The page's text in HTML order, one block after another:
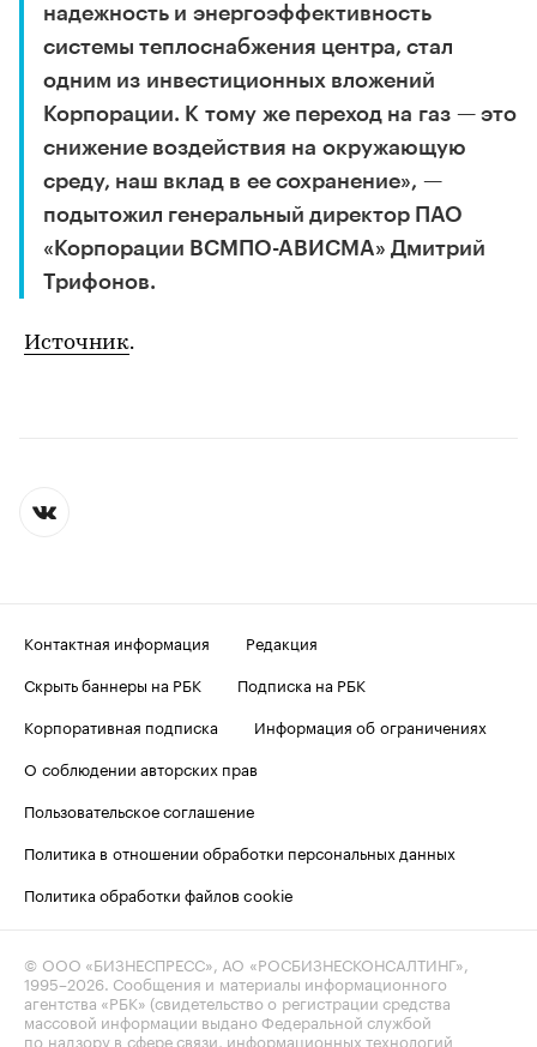
надежность и энергоэффективность
системы теплоснабжения центра, стал
одним из инвестиционных вложений
Корпорации. К тому же переход на газ — это
снижение воздействия на окружающую
среду, наш вклад в ее сохранение», —
подытожил генеральный директор ПАО
«Корпорации ВСМПО-АВИСМА» Дмитрий
Трифонов.
Источник.
Контактная информация
Редакция
Скрыть баннеры на РБК
Подписка на РБК
Корпоративная подписка
Информация об ограничениях
О соблюдении авторских прав
Пользовательское соглашение
Политика в отношении обработки персональных данных
Политика обработки файлов cookie
© ООО «БИЗНЕСПРЕСС», АО «РОСБИЗНЕСКОНСАЛТИНГ»,
1995–2026 . Сообщения и материалы информационного
агентства «РБК» (свидетельство о регистрации средства
массовой информации выдано Федеральной службой
по надзору в сфере связи, информационных технологий